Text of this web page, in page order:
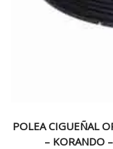
POLEA CIGUEÑAL
– KORANDO